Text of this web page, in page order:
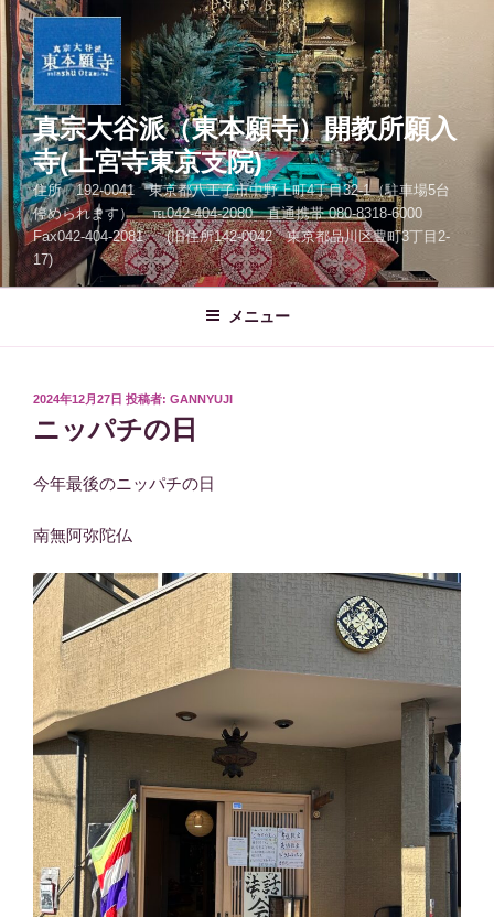
コ
ン
テ
ン
へ
ス
キ
ッ
プ
真宗大谷派（東本願寺）開教所願入
寺(上宮寺東京支院)
住所 192-0041 東京都八王子市中野上町4丁目32-1（駐車場5台
停められます） ℡042-404-2080 直通携帯 080-8318-6000
Fax042-404-2081 (旧住所142-0042 東京都品川区豊町3丁目2-
17)
メニュー
投
日:
2024年12月27日 投稿者: GANNYUJI
ニッパチの日
今年最後のニッパチの日
南無阿弥陀仏